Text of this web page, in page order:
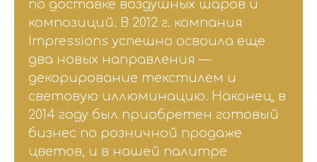
по доставке воздушных шаров и
композиций. В 2012 г. компания
Impressions успешно освоила еще
два новых направления —
декорирование текстилем и
световую иллюминацию. Наконец, в
2014 году был приобретен готовый
бизнес по розничной продаже
цветов, и в нашей палитре